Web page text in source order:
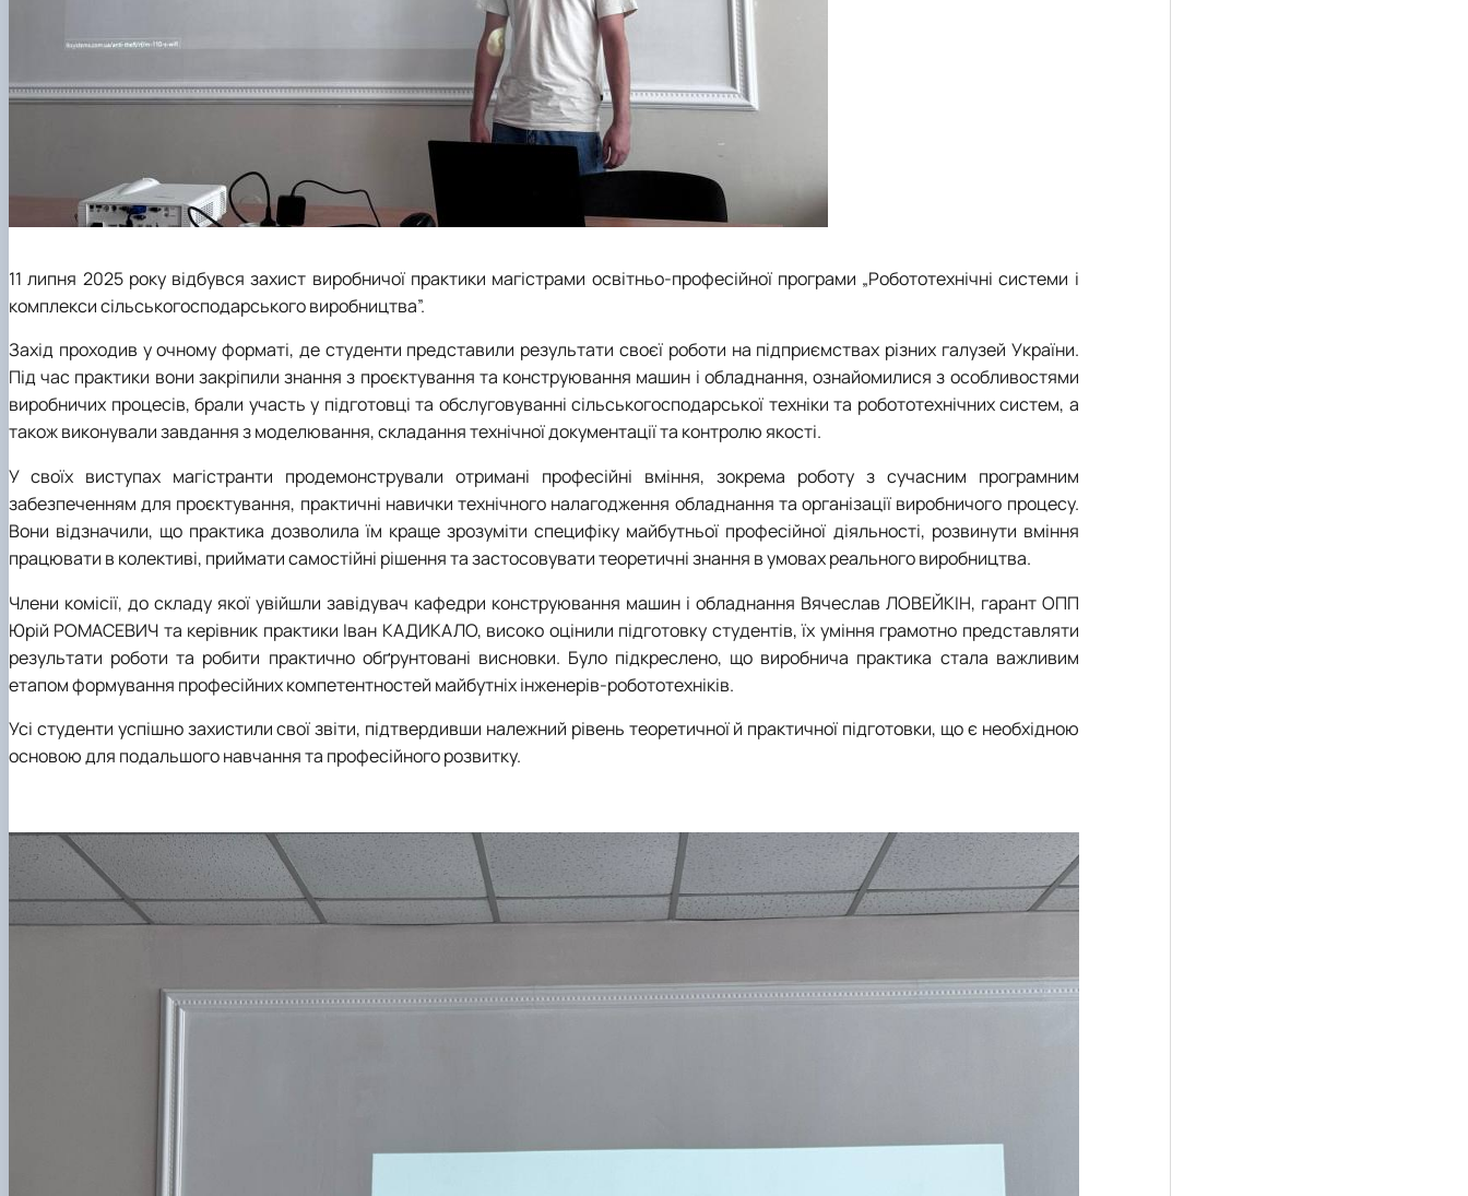
11 липня 2025 року відбувся захист виробничої практики магістрами освітньо-професійної програми „Робототехнічні системи і
комплекси сільськогосподарського виробництва”.
Захід проходив у очному форматі, де студенти представили результати своєї роботи на підприємствах різних галузей України.
Під час практики вони закріпили знання з проєктування та конструювання машин і обладнання, ознайомилися з особливостями
виробничих процесів, брали участь у підготовці та обслуговуванні сільськогосподарської техніки та робототехнічних систем, а
також виконували завдання з моделювання, складання технічної документації та контролю якості.
У своїх виступах магістранти продемонстрували отримані професійні вміння, зокрема роботу з сучасним програмним
забезпеченням для проєктування, практичні навички технічного налагодження обладнання та організації виробничого процесу.
Вони відзначили, що практика дозволила їм краще зрозуміти специфіку майбутньої професійної діяльності, розвинути вміння
працювати в колективі, приймати самостійні рішення та застосовувати теоретичні знання в умовах реального виробництва.
Члени комісії, до складу якої увійшли завідувач кафедри конструювання машин і обладнання Вячеслав ЛОВЕЙКІН, гарант ОПП
Юрій РОМАСЕВИЧ та керівник практики Іван КАДИКАЛО, високо оцінили підготовку студентів, їх уміння грамотно представляти
результати роботи та робити практично обґрунтовані висновки. Було підкреслено, що виробнича практика стала важливим
етапом формування професійних компетентностей майбутніх інженерів-робототехніків.
Усі студенти успішно захистили свої звіти, підтвердивши належний рівень теоретичної й практичної підготовки, що є необхідною
основою для подальшого навчання та професійного розвитку.